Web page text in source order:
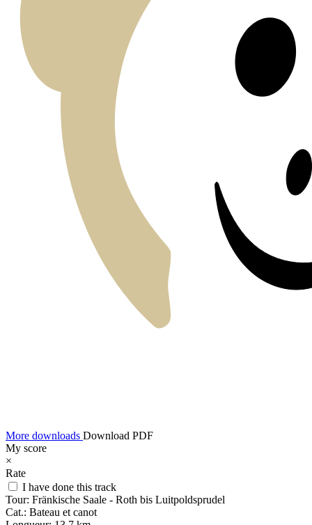
More downloads Download PDF
My score
×
Rate
I have done this track
Tour: Fränkische Saale - Roth bis Luitpoldsprudel
Cat.: Bateau et canot